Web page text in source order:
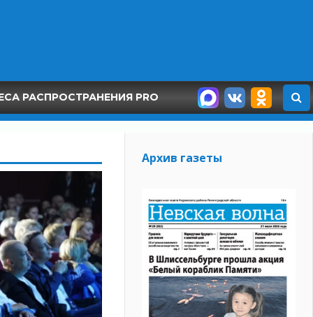
РАСПРОСТРАНЕНИЯ PRO
Архив газеты